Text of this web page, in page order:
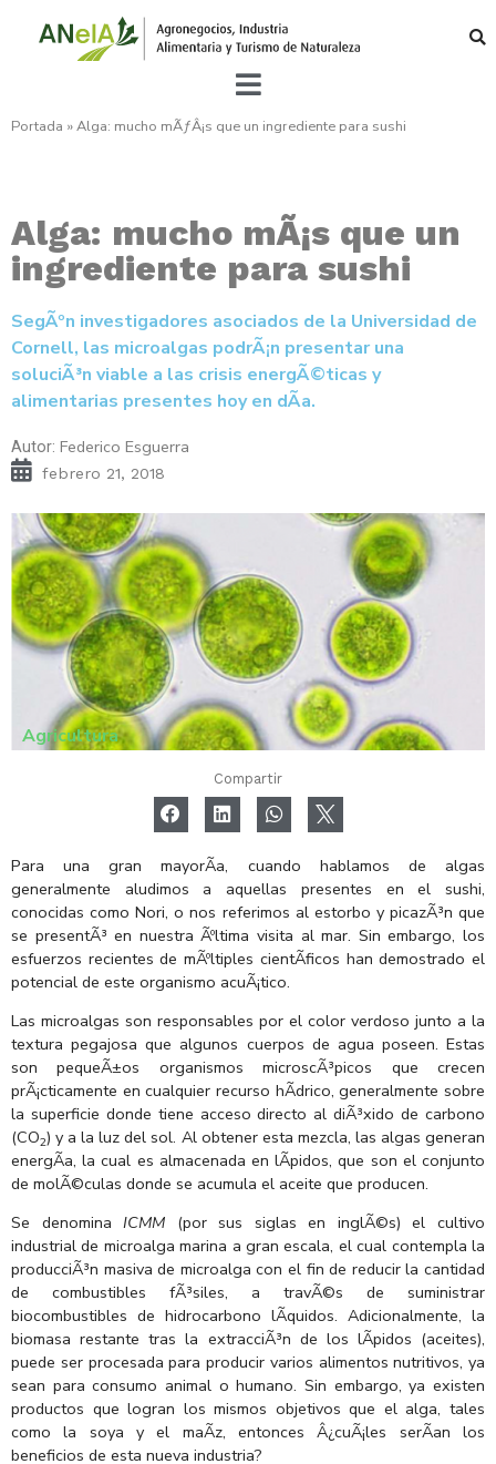
Portada »Alga: mucho mÃƒÂ¡s que un ingrediente para sushi
Alga: mucho mÃ¡s que un
ingrediente para sushi
SegÃºn investigadores asociados de la Universidad de
Cornell, las microalgas podrÃ¡n presentar una
soluciÃ³n viable a las crisis energÃ©ticas y
alimentarias presentes hoy en dÃ­a.
Autor: Federico Esguerra
febrero 21, 2018
Agricultura
Compartir
Para una gran mayorÃ­a, cuando hablamos de algas
generalmente aludimos a aquellas presentes en el sushi,
conocidas como Nori, o nos referimos al estorbo y picazÃ³n que
se presentÃ³ en nuestra Ãºltima visita al mar. Sin embargo, los
esfuerzos recientes de mÃºltiples cientÃ­ficos han demostrado el
potencial de este organismo acuÃ¡tico.
Las microalgas son responsables por el color verdoso junto a la
textura pegajosa que algunos cuerpos de agua poseen. Estas
son pequeÃ±os organismos microscÃ³picos que crecen
prÃ¡cticamente en cualquier recurso hÃ­drico, generalmente sobre
la superficie donde tiene acceso directo al diÃ³xido de carbono
(CO2) y a la luz del sol. Al obtener esta mezcla, las algas generan
energÃ­a, la cual es almacenada en lÃ­pidos, que son el conjunto
de molÃ©culas donde se acumula el aceite que producen.
Se denominaICMM (por sus siglas en inglÃ©s) el cultivo
industrial de microalga marina a gran escala, el cual contempla la
producciÃ³n masiva de microalga con el fin de reducir la cantidad
de combustibles fÃ³siles, a travÃ©s de suministrar
biocombustibles de hidrocarbono lÃ­quidos. Adicionalmente, la
biomasa restante tras la extracciÃ³n de los lÃ­pidos (aceites),
puede ser procesada para producir varios alimentos nutritivos, ya
sean para consumo animal o humano. Sin embargo, ya existen
productos que logran los mismos objetivos que el alga, tales
como la soya y el maÃ­z, entonces Â¿cuÃ¡les serÃ­an los
beneficios de esta nueva industria?